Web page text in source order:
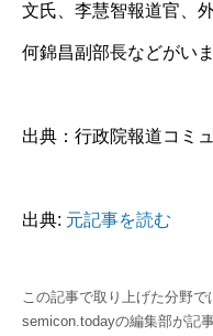
文氏、李慧智報道官、
何錦昌副部長などがいま
出典：行政院報道コミ
出典: 元記事を読む
この記事で取り上げた分野で
semicon.todayの編集部が記